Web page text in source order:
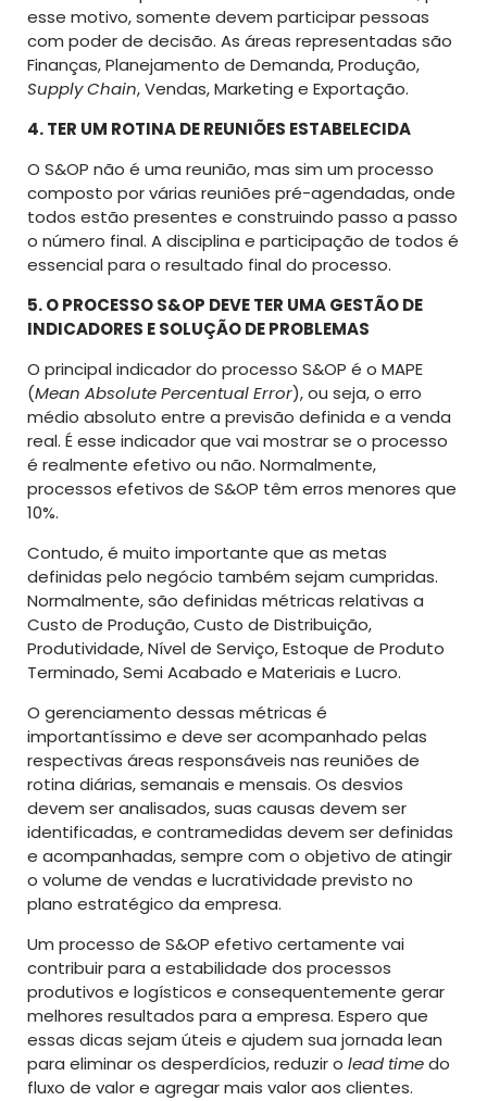
esse motivo, somente devem participar pessoas
com poder de decisão. As áreas representadas são
Finanças, Planejamento de Demanda, Produção,
Supply Chain, Vendas, Marketing e Exportação.
4. TER UM ROTINA DE REUNIÕES ESTABELECIDA
O S&OP não é uma reunião, mas sim um processo
composto por várias reuniões pré-agendadas, onde
todos estão presentes e construindo passo a passo
o número final. A disciplina e participação de todos é
essencial para o resultado final do processo.
5. O PROCESSO S&OP DEVE TER UMA GESTÃO DE
INDICADORES E SOLUÇÃO DE PROBLEMAS
O principal indicador do processo S&OP é o MAPE
(Mean Absolute Percentual Error), ou seja, o erro
médio absoluto entre a previsão definida e a venda
real. É esse indicador que vai mostrar se o processo
é realmente efetivo ou não. Normalmente,
processos efetivos de S&OP têm erros menores que
10%.
Contudo, é muito importante que as metas
definidas pelo negócio também sejam cumpridas.
Normalmente, são definidas métricas relativas a
Custo de Produção, Custo de Distribuição,
Produtividade, Nível de Serviço, Estoque de Produto
Terminado, Semi Acabado e Materiais e Lucro.
O gerenciamento dessas métricas é
importantíssimo e deve ser acompanhado pelas
respectivas áreas responsáveis nas reuniões de
rotina diárias, semanais e mensais. Os desvios
devem ser analisados, suas causas devem ser
identificadas, e contramedidas devem ser definidas
e acompanhadas, sempre com o objetivo de atingir
o volume de vendas e lucratividade previsto no
plano estratégico da empresa.
Um processo de S&OP efetivo certamente vai
contribuir para a estabilidade dos processos
produtivos e logísticos e consequentemente gerar
melhores resultados para a empresa. Espero que
essas dicas sejam úteis e ajudem sua jornada lean
para eliminar os desperdícios, reduzir o lead timedo
fluxo de valor e agregar mais valor aos clientes.